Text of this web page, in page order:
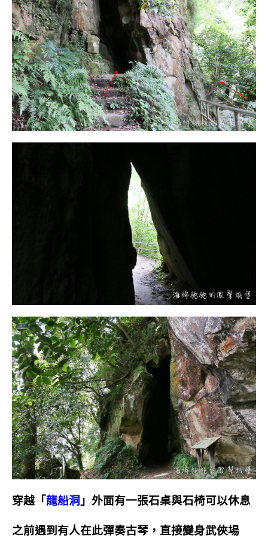
穿越「龍船洞 」外面有一張石桌與石椅可以休息
之前遇到有人在此彈奏古琴，直接變身武俠場